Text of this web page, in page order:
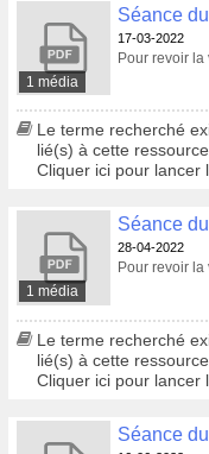
1 média
Séance
17-03-2022
Pour revoir la
Le terme recherché
lié(s) à cette
Cliquer ici pour lancer
1 média
Séance
28-04-2022
Pour revoir la
Le terme recherché
lié(s) à cette ressource.
Cliquer ici pour lancer
Séance